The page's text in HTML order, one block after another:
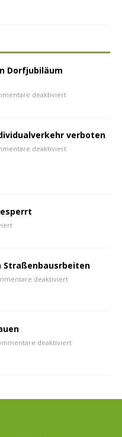
Dorfjubiläum
deaktiviert
verboten
deaktiviert
Straßenbausrbeiten
deaktiviert
deaktiviert